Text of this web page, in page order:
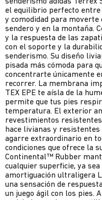
el equilibrio perfecto
y comodidad para moverte
sendero y en la montaña.
y la respuesta de las
con el soporte y la
senderismo. Su diseño
pisada más cómoda para
concentrarte únicamente
recorrer. La membrana
TEX EPE te aísla de la
permite que tus pies
temperatura. El exterior
revestimientos
hace livianas y resistentes
agarre extraordinario en
condiciones que ofrece la
Continental™ Rubber
cualquier superficie, ya sea
amortiguación ultraligera
una sensación de
un juego ágil con los pies.